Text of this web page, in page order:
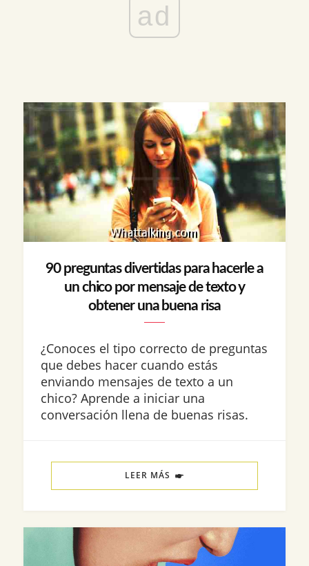
ad
90 preguntas divertidas para hacerle a
un chico por mensaje de texto y
obtener una buena risa
¿Conoces el tipo correcto de preguntas
que debes hacer cuando estás
enviando mensajes de texto a un
chico? Aprende a iniciar una
conversación llena de buenas risas.
LEER MÁS